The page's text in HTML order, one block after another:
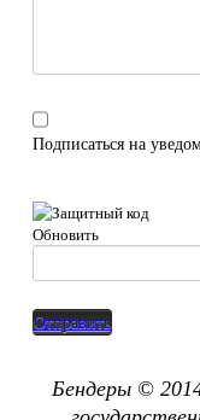
Подписаться на
Обновить
Отправить
Бендеры ©